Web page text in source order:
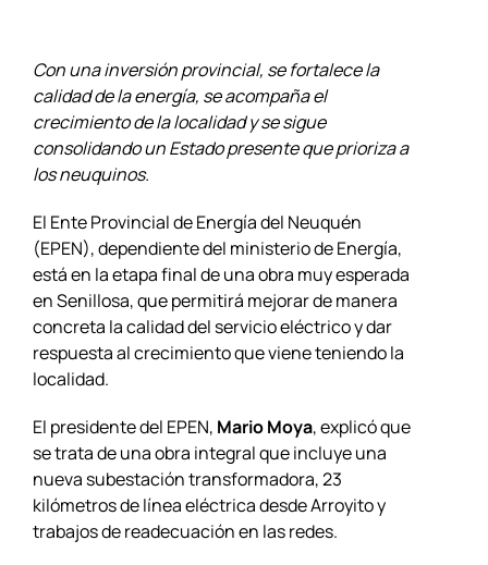
Con una inversión provincial, se fortalece la
calidad de la energía, se acompaña el
crecimiento de la localidad y se sigue
consolidando un Estado presente que prioriza a
los neuquinos.
El Ente Provincial de Energía del Neuquén
(EPEN), dependiente del ministerio de Energía,
está en la etapa final de una obra muy esperada
en Senillosa, que permitirá mejorar de manera
concreta la calidad del servicio eléctrico y dar
respuesta al crecimiento que viene teniendo la
localidad.
El presidente del EPEN, Mario Moya, explicó que
se trata de una obra integral que incluye una
nueva subestación transformadora, 23
kilómetros de línea eléctrica desde Arroyito y
trabajos de readecuación en las redes.